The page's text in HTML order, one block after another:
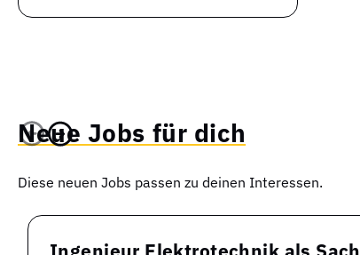
Neue Jobs für dich
Diese neuen Jobs passen zu deinen Interessen.